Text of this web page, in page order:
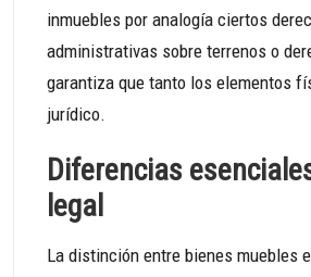
inmuebles por analogía ciertos
administrativas sobre terrenos o
garantiza que tanto los elementos
jurídico.
Diferencias
legal
La distinción entre bienes muebles